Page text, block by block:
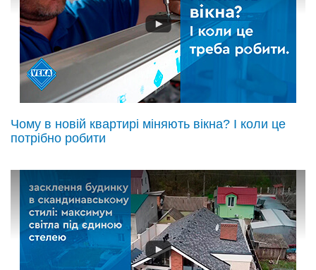
Чому в новій квартирі міняють вікна? І коли це
потрібно робити